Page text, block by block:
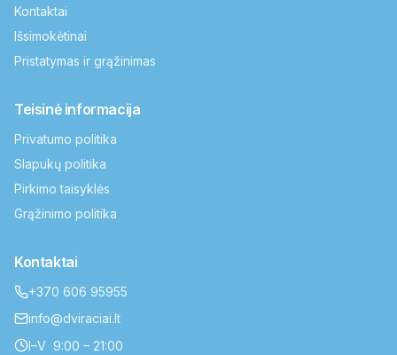
Kontaktai
Išsimokėtinai
Pristatymas ir grąžinimas
Teisinė informacija
Privatumo politika
Slapukų politika
Pirkimo taisyklės
Grąžinimo politika
Kontaktai
+370 606 95955
info@dviraciai.lt
I–V 9:00 – 21:00